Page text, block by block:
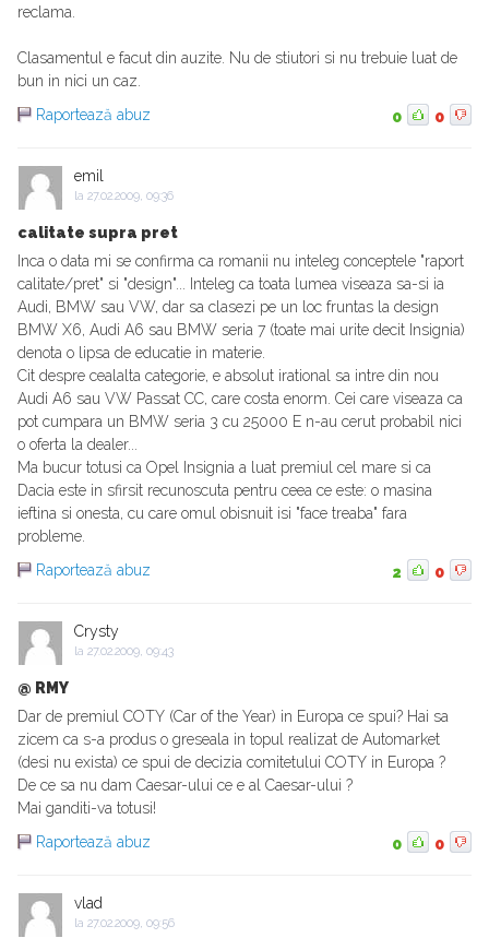
reclama.
Clasamentul e facut din auzite. Nu de stiutori si nu trebuie luat de
bun in nici un caz.
Raportează abuz
0 0
emil
la 27.02.2009, 09:36
calitate supra pret
Inca o data mi se confirma ca romanii nu inteleg conceptele "raport
calitate/pret" si "design"... Inteleg ca toata lumea viseaza sa-si ia
Audi, BMW sau VW, dar sa clasezi pe un loc fruntas la design
BMW X6, Audi A6 sau BMW seria 7 (toate mai urite decit Insignia)
denota o lipsa de educatie in materie.
Cit despre cealalta categorie, e absolut irational sa intre din nou
Audi A6 sau VW Passat CC, care costa enorm. Cei care viseaza ca
pot cumpara un BMW seria 3 cu 25000 E n-au cerut probabil nici
o oferta la dealer...
Ma bucur totusi ca Opel Insignia a luat premiul cel mare si ca
Dacia este in sfirsit recunoscuta pentru ceea ce este: o masina
ieftina si onesta, cu care omul obisnuit isi "face treaba" fara
probleme.
Raportează abuz
2 0
Crysty
la 27.02.2009, 09:43
@ RMY
Dar de premiul COTY (Car of the Year) in Europa ce spui? Hai sa
zicem ca s-a produs o greseala in topul realizat de Automarket
(desi nu exista) ce spui de decizia comitetului COTY in Europa ?
De ce sa nu dam Caesar-ului ce e al Caesar-ului ?
Mai ganditi-va totusi!
Raportează abuz
0 0
vlad
la 27.02.2009, 09:56